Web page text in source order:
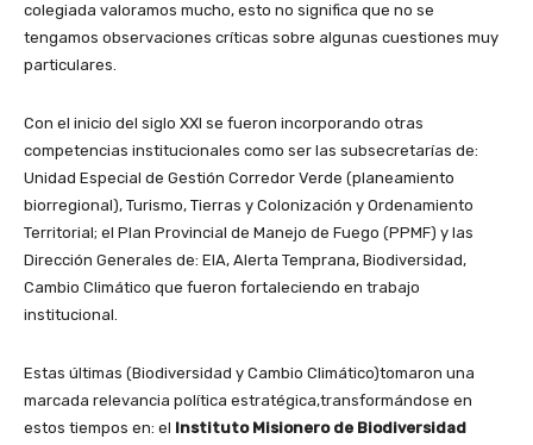
colegiada valoramos mucho, esto no significa que no se
tengamos observaciones críticas sobre algunas cuestiones muy
particulares.
Con el inicio del siglo XXI se fueron incorporando otras
competencias institucionales como ser las subsecretarías de:
Unidad Especial de Gestión Corredor Verde (planeamiento
biorregional), Turismo, Tierras y Colonización y Ordenamiento
Territorial; el Plan Provincial de Manejo de Fuego (PPMF) y las
Dirección Generales de: EIA, Alerta Temprana, Biodiversidad,
Cambio Climático que fueron fortaleciendo en trabajo
institucional.
Estas últimas (Biodiversidad y Cambio Climático)tomaron una
marcada relevancia política estratégica,transformándose en
estos tiempos en: el Instituto Misionero de Biodiversidad